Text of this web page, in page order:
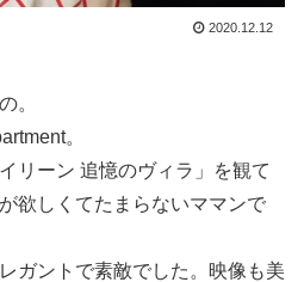
2020.12.12
。
。
リーン 追憶のヴィラ」を観て
欲しくてたまらないママンで
ガントで素敵でした。映像も美